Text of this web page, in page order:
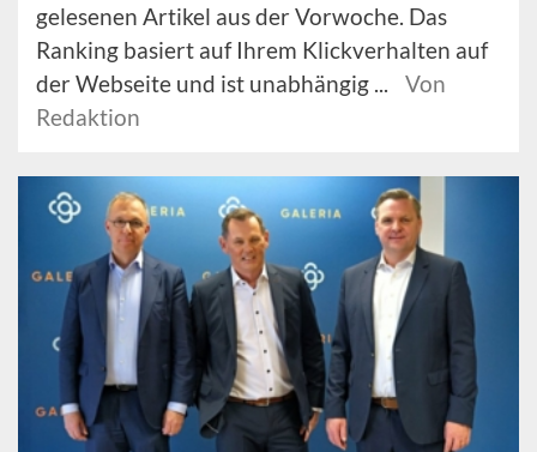
gelesenen Artikel aus der Vorwoche. Das
Ranking basiert auf Ihrem Klickverhalten auf
der Webseite und ist unabhängig ...
Von
Redaktion